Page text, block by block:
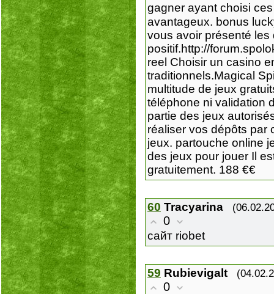
gagner ayant choisi
avantageux. bonus
vous avoir présenté
positif.http://
reel Choisir un casino
traditionnels.Magical
multitude de jeux
téléphone ni validation
partie des jeux
réaliser vos dépôts par
jeux. partouche online
des jeux pour jouer Il
gratuitement. 188 €€
60 Tracyarina
0
сайт riobet
59 Rubievigalt
0